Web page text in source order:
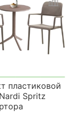
пластиковой
Spritz